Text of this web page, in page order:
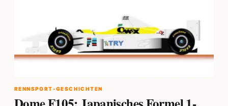
RENNSPORT-GESCHICHTEN